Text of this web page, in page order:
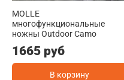
MOLLE
многофункциональные
ножны Outdoor Camo
1665 руб
В корзину